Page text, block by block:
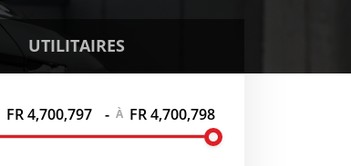
UTILITAIRES
FR 4,700,797 - À FR 4,700,798